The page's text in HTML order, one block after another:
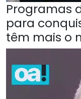
Programas
para
têm mais o